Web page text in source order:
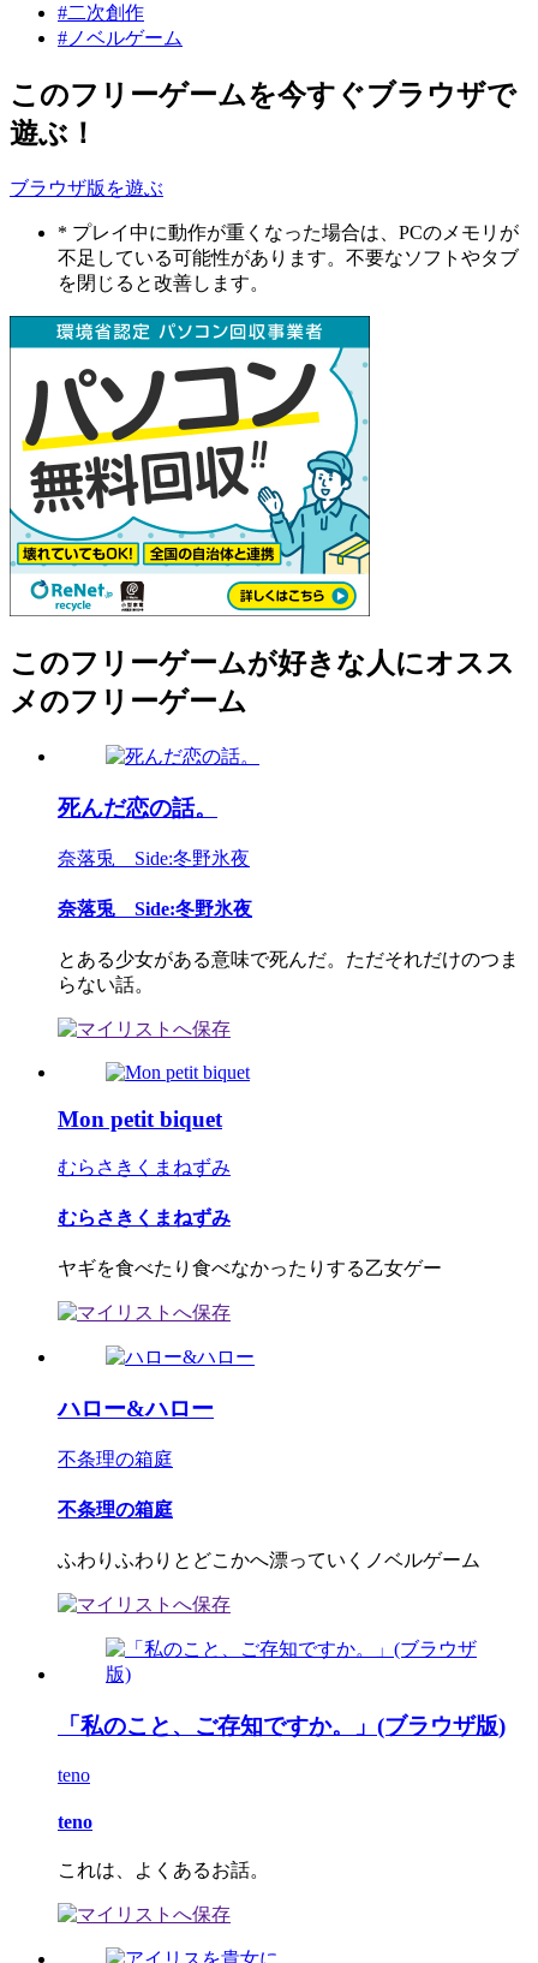
#二次創作
#ノベルゲーム
このフリーゲームを今すぐブラウザで
遊ぶ！
ブラウザ版を遊ぶ
* プレイ中に動作が重くなった場合は、PCのメモリが
不足している可能性があります。不要なソフトやタブ
を閉じると改善します。
このフリーゲームが好きな人にオスス
メのフリーゲーム
死んだ恋の話。
奈落兎 Side:冬野氷夜
奈落兎 Side:冬野氷夜
とある少女がある意味で死んだ。ただそれだけのつま
らない話。
Mon petit biquet
むらさきくまねずみ
むらさきくまねずみ
ヤギを食べたり食べなかったりする乙女ゲー
ハロー&ハロー
不条理の箱庭
不条理の箱庭
ふわりふわりとどこかへ漂っていくノベルゲーム
「私のこと、ご存知ですか。」(ブラウザ版)
teno
teno
これは、よくあるお話。